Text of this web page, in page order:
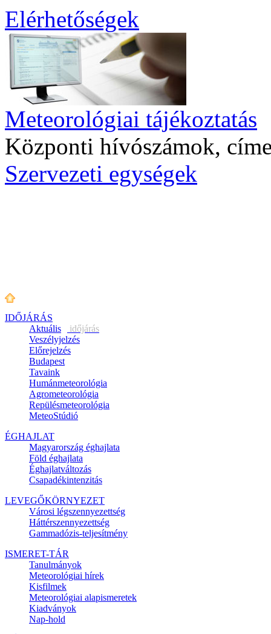
Elérhetőségek
Meteorológiai tájékoztatás
Központi hívószámok,
Szervezeti egységek
IDŐJÁRÁS
Aktuális
időjárás
Veszélyjelzés
Előrejelzés
Budapest
Tavaink
Humánmeteorológia
Agrometeorológia
Repülésmeteorológia
MeteoStúdió
ÉGHAJLAT
Magyarország éghajlata
Föld éghajlata
Éghajlatváltozás
Csapadékintenzitás
LEVEGŐKÖRNYEZET
Városi légszennyezettség
Háttérszennyezettség
Gammadózis-teljesítmény
ISMERET-TÁR
Tanulmányok
Meteorológiai hírek
Kisfilmek
Meteorológiai alapismeretek
Kiadványok
Nap-hold